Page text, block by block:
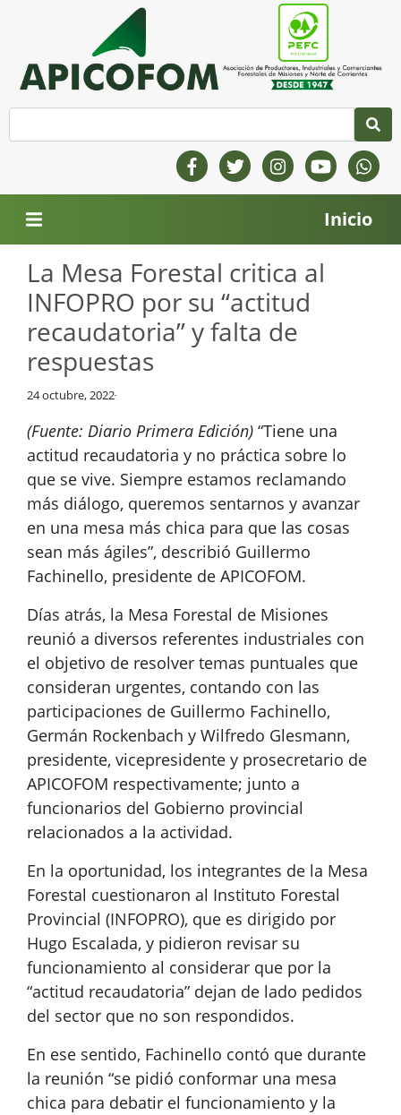
Inicio
La Mesa Forestal critica al
INFOPRO por su “actitud
recaudatoria” y falta de
respuestas
24 octubre, 2022
(Fuente: Diario Primera Edición) “Tiene una
actitud recaudatoria y no práctica sobre lo
que se vive. Siempre estamos reclamando
más diálogo, queremos sentarnos y avanzar
en una mesa más chica para que las cosas
sean más ágiles”, describió Guillermo
Fachinello, presidente de APICOFOM.
Días atrás, la Mesa Forestal de Misiones
reunió a diversos referentes industriales con
el objetivo de resolver temas puntuales que
consideran urgentes, contando con las
participaciones de Guillermo Fachinello,
Germán Rockenbach y Wilfredo Glesmann,
presidente, vicepresidente y prosecretario de
APICOFOM respectivamente; junto a
funcionarios del Gobierno provincial
relacionados a la actividad.
En la oportunidad, los integrantes de la Mesa
Forestal cuestionaron al Instituto Forestal
Provincial (INFOPRO), que es dirigido por
Hugo Escalada, y pidieron revisar su
funcionamiento al considerar que por la
“actitud recaudatoria” dejan de lado pedidos
del sector que no son respondidos.
En ese sentido, Fachinello contó que durante
la reunión “se pidió conformar una mesa
chica para debatir el funcionamiento y la